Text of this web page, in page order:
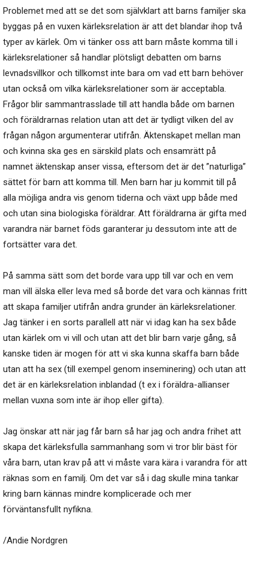
Problemet med att se det som självklart att barns familjer ska
byggas på en vuxen kärleksrelation är att det blandar ihop två
typer av kärlek. Om vi tänker oss att barn måste komma till i
kärleksrelationer så handlar plötsligt debatten om barns
levnadsvillkor och tillkomst inte bara om vad ett barn behöver
utan också om vilka kärleksrelationer som är acceptabla.
Frågor blir sammantrasslade till att handla både om barnen
och föräldrarnas relation utan att det är tydligt vilken del av
frågan någon argumenterar utifrån. Äktenskapet mellan man
och kvinna ska ges en särskild plats och ensamrätt på
namnet äktenskap anser vissa, eftersom det är det ”naturliga”
sättet för barn att komma till. Men barn har ju kommit till på
alla möjliga andra vis genom tiderna och växt upp både med
och utan sina biologiska föräldrar. Att föräldrarna är gifta med
varandra när barnet föds garanterar ju dessutom inte att de
fortsätter vara det.
På samma sätt som det borde vara upp till var och en vem
man vill älska eller leva med så borde det vara och kännas fritt
att skapa familjer utifrån andra grunder än kärleksrelationer.
Jag tänker i en sorts parallell att när vi idag kan ha sex både
utan kärlek om vi vill och utan att det blir barn varje gång, så
kanske tiden är mogen för att vi ska kunna skaffa barn både
utan att ha sex (till exempel genom inseminering) och utan att
det är en kärleksrelation inblandad (t ex i föräldra-allianser
mellan vuxna som inte är ihop eller gifta).
Jag önskar att när jag får barn så har jag och andra frihet att
skapa det kärleksfulla sammanhang som vi tror blir bäst för
våra barn, utan krav på att vi måste vara kära i varandra för att
räknas som en familj. Om det var så i dag skulle mina tankar
kring barn kännas mindre komplicerade och mer
förväntansfullt nyfikna.
/Andie Nordgren